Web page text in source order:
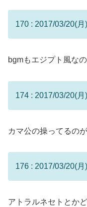
170 : 2017/03/20(
bgmもエジプト風な
174 : 2017/03/20(
カマ公の操ってるの
176 : 2017/03/20(
アトラルネセトとか